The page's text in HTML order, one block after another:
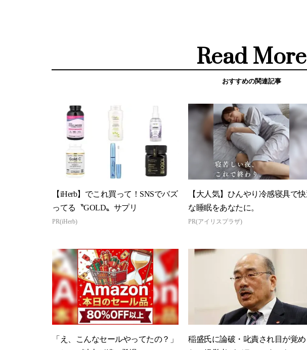
Read More
おすすめの関連記事
【iHerb】でこれ買って！SNSでバズ
ってる〝GOLD〟サプリ
PR(iHerb)
【大人気】ひんやり冷感寝具で
な睡眠をあなたに。
PR(アイリスプラザ)
「え、こんなセールやってたの？」
稲盛氏に論破・叱責され目が覚め